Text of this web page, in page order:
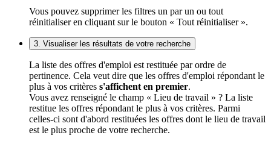
Vous pouvez supprimer les filtres un par un ou tout
réinitialiser en cliquant sur le bouton « Tout réinitialiser ».
3. Visualiser les résultats de votre recherche
La liste des offres d'emploi est restituée par ordre de
pertinence. Cela veut dire que les offres d'emploi répondant le
plus à vos critères s'affichent en premier.
Vous avez renseigné le champ « Lieu de travail » ? La liste
restitue les offres répondant le plus à vos critères. Parmi
celles-ci sont d'abord restituées les offres dont le lieu de travail
est le plus proche de votre recherche.